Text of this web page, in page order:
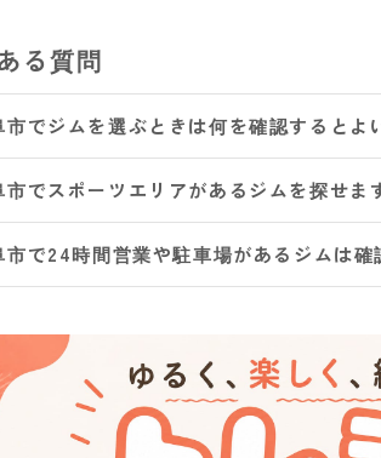
る質問
市でジムを選ぶときは何を確認するとよ
市でスポーツエリアがあるジムを探せま
市で24時間営業や駐車場があるジムは確